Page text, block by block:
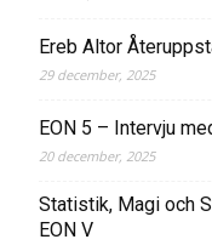
Ereb Altor
29 december, 2025
EON 5 – Intervju
20 december, 2025
Statistik, Magi och
EON V